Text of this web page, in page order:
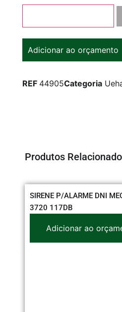
Adicionar ao orçamento
REF 44905Categoria
Produtos
SIRENE P/ALARME DNI
3720 117DB
Adicionar ao